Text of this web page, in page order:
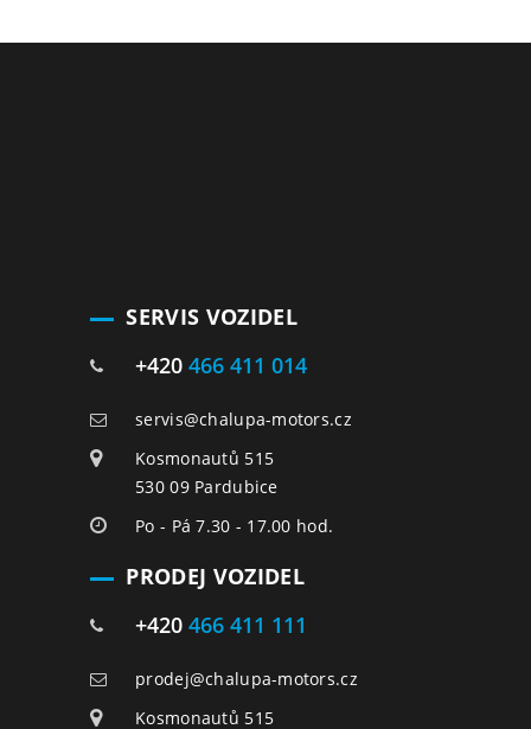
SERVIS VOZIDEL
+420 466 411 014
servis@chalupa-motors.cz
Kosmonautů 515
530 09 Pardubice
Po - Pá 7.30 - 17.00 hod.
PRODEJ VOZIDEL
+420 466 411 111
prodej@chalupa-motors.cz
Kosmonautů 515